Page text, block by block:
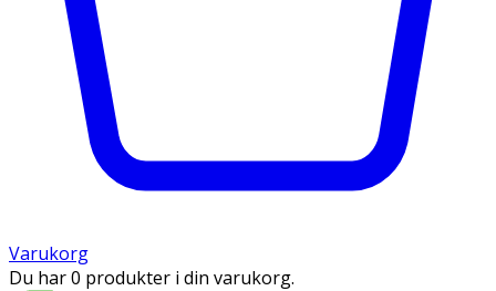
Varukorg
Du har 0 produkter i din varukorg.